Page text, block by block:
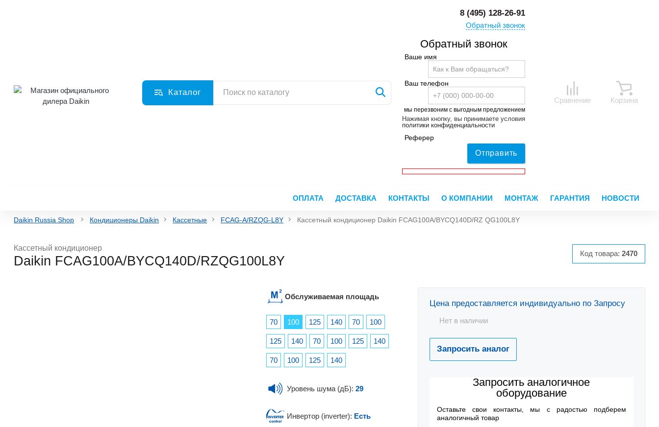
Каталог
8 (495) 128-26-91
Обратный звонок
Обратный звонок
Ваше имя
Ваш телефон
мы перезвоним с выгодным предложением
Нажимая кнопку, вы принимаете условия
политики конфиденциальности
Реферер
Отправить
Сравнение Корзина
ОПЛАТА ДОСТАВКА КОНТАКТЫ О КОМПАНИИ МОНТАЖ ГАРАНТИЯ НОВОСТИ
Daikin Russia Shop Кондиционеры Daikin Кассетные FCAG-A/RZQG-L8Y Кассетный кондиционер Daikin FCAG100A/BYCQ140D/RZ QG100L8Y
Кассетный кондиционер
Daikin FCAG100A/BYCQ140D/RZQG100L8Y Код товара: 2470
Цена предоставляется индивидуально по Запросу
Нет в наличии
Запросить аналог
Запросить аналогичное
оборудование
Оставьте свои контакты, мы с радостью подберем
аналогичный товар
Обслуживаемая площадь
70 100 125 140 70 100
125 140 70 100 125 140
70 100 125 140
Уровень шума (дБ):29
Инвертор (inverter): Есть